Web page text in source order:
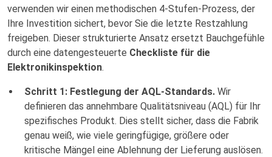
verwenden wir einen methodischen 4-Stufen-Prozess, der
Ihre Investition sichert, bevor Sie die letzte Restzahlung
freigeben. Dieser strukturierte Ansatz ersetzt Bauchgefühle
durch eine datengesteuerte Checkliste für die
Elektronikinspektion.
Schritt 1: Festlegung der AQL-Standards. Wir
definieren das annehmbare Qualitätsniveau (AQL) für Ihr
spezifisches Produkt. Dies stellt sicher, dass die Fabrik
genau weiß, wie viele geringfügige, größere oder
kritische Mängel eine Ablehnung der Lieferung auslösen.